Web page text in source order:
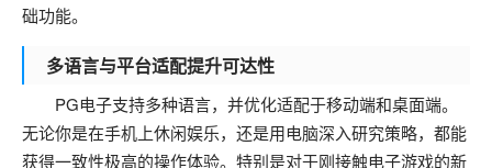
础功能。
多语言与平台适配提升可达性
PG电子支持多种语言，并优化适配于移动端和桌面端。
无论你是在手机上休闲娱乐，还是用电脑深入研究策略，都能
获得一致性极高的操作体验。特别是对于刚接触电子游戏的新